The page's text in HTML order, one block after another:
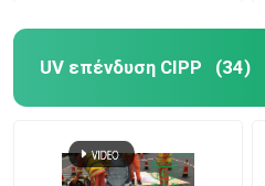
UV επένδυση CIPP (34)